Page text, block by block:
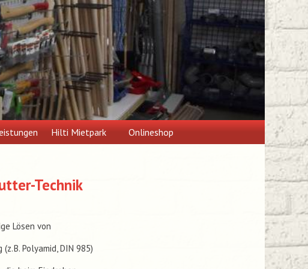
Hilti Mietpark Onlineshop
Technik
Lösen von
B. Polyamid, DIN 985)